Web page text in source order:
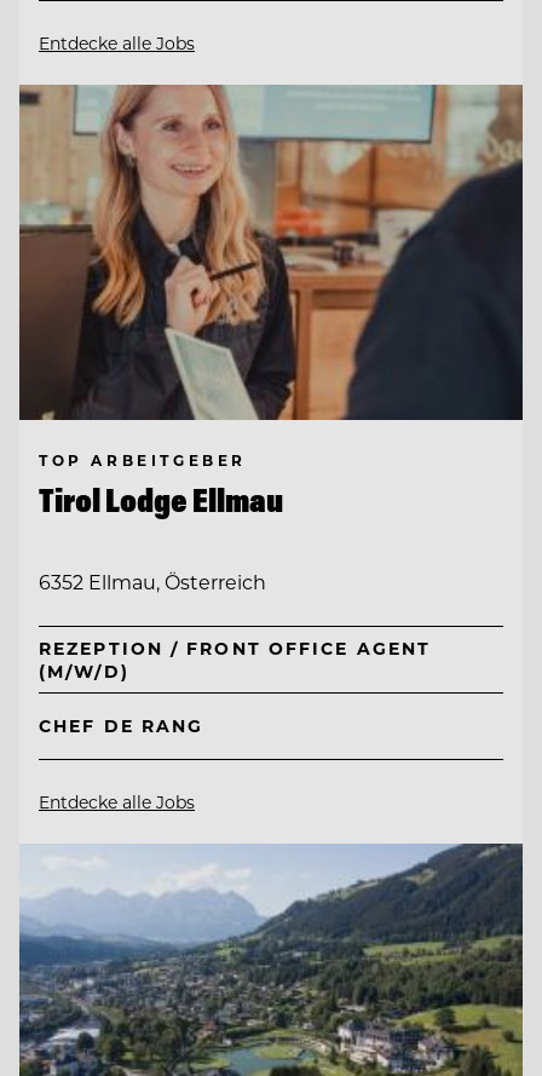
Entdecke alle Jobs
TOP ARBEITGEBER
Tirol Lodge Ellmau
6352 Ellmau, Österreich
REZEPTION / FRONT OFFICE AGENT
(M/W/D)
CHEF DE RANG
Entdecke alle Jobs